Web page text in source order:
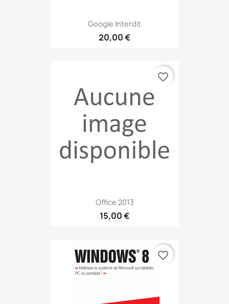
Google Interdit
20,00 €
Office 2013
15,00 €
favorite_border
favorite_border